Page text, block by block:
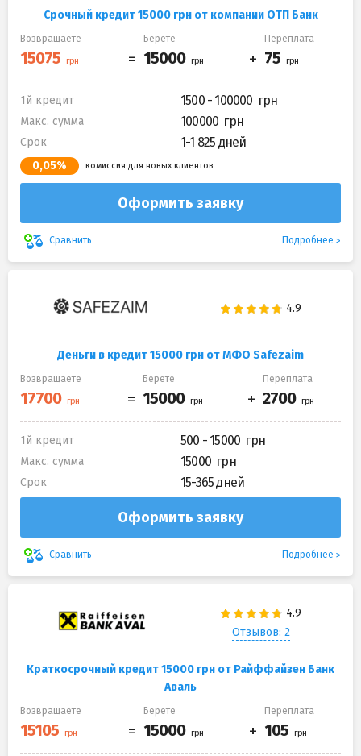
Срочный кредит 15000 грн от компании ОТП Банк
Возвращаете Берете Переплата
1й кредит 1500 - 100000
Макс. сумма 100000
Срок 1-1 825 дней
0,05% комиссия для новых клиентов
Оформить заявку
Сравнить Подробнее
Деньги в кредит 15000 грн от МФО Safezaim
Возвращаете Берете Переплата
1й кредит 500 - 15000
Макс. сумма 15000
Срок 15-365 дней
Оформить заявку
Сравнить Подробнее
Отзывов: 2
Краткосрочный кредит 15000 грн от Райффайзен Банк
Аваль
Возвращаете Берете Переплата